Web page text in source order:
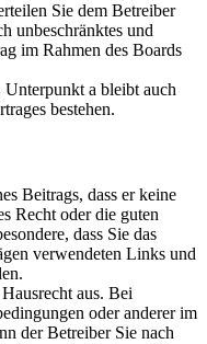
Sie dem Betreiber
unbeschränktes und
im Rahmen des Boards
a bleibt auch
bestehen.
Beitrags, dass er keine
Recht oder die guten
dass Sie das
verwendeten Links und
aus. Bei
oder anderer im
der Betreiber Sie nach